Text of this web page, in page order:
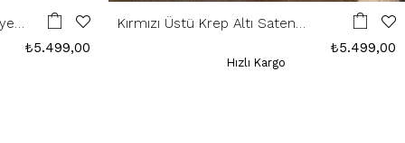
₺5.499,00
Kırmızı Üstü Krep Altı Saten
₺5.499,00
Hızlı Kargo